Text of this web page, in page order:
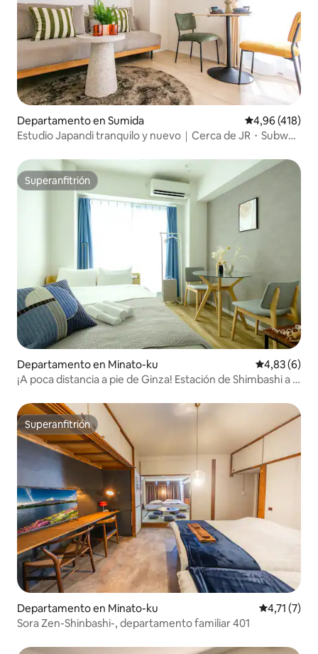
Departamento en Sumida Calificación
4,96 (418)
Estudio Japandi tranquilo y nuevo｜Cerca de JR・Subway
Almacenamiento de equipaje
Superanfitrión
Superanfitrión
Departamento en Minato-ku Calificación
4,83 (6)
¡A poca distancia a pie de Ginza! Estación de Shimbashi a 3
Totalmente amueblado y equipado con
electrodomésticos | Tokyo Shimbashi 579, 3.
Superanfitrión
Superanfitrión
Departamento en Minato-ku Calificación
4,71 (7)
Sora Zen-Shinbashi-, departamento familiar 401